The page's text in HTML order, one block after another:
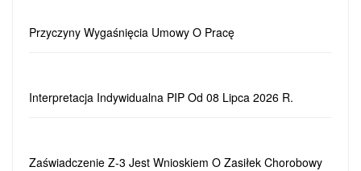
Przyczyny Wygaśnięcia Umowy O Pracę
Interpretacja Indywidualna PIP Od 08 Lipca 2026 R.
Zaświadczenie Z-3 Jest Wnioskiem O Zasiłek Chorobowy